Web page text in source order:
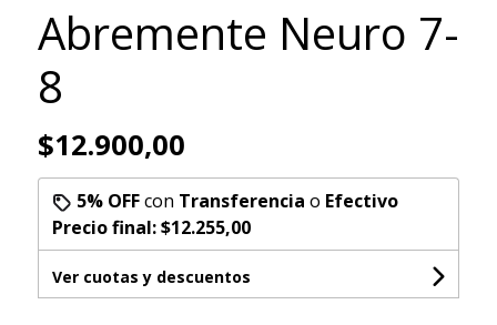
Abremente Neuro 7-
8
$12.900,00
5% OFFcon Transferencia o Efectivo
Precio final:$12.255,00
Ver cuotas y descuentos